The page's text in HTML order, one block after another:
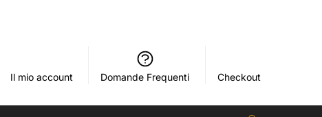
Il mio account Domande Frequenti Checkout